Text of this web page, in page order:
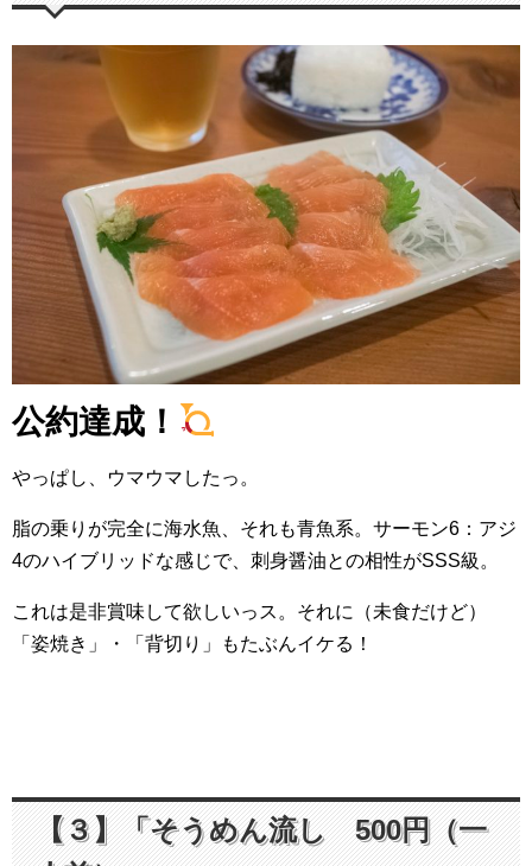
公約達成！
やっぱし、ウマウマしたっ。
脂の乗りが完全に海水魚、それも青魚系。サーモン6：アジ
4のハイブリッドな感じで、刺身醤油との相性がSSS級。
これは是非賞味して欲しいっス。それに（未食だけど）
「姿焼き」・「背切り」もたぶんイケる！
【３】「そうめん流し 500円（一